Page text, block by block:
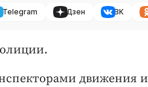
Telegram Дзен ВК
движения и